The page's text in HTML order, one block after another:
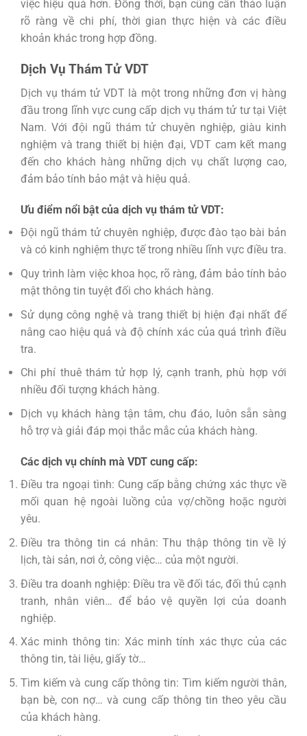
việc hiệu quả hơn. Đồng thời, bạn cũng cần thảo luận
rõ ràng về chi phí, thời gian thực hiện và các điều
khoản khác trong hợp đồng.
Dịch Vụ Thám Tử VDT
Dịch vụ thám tử VDT là một trong những đơn vị hàng
đầu trong lĩnh vực cung cấp dịch vụ thám tử tư tại Việt
Nam. Với đội ngũ thám tử chuyên nghiệp, giàu kinh
nghiệm và trang thiết bị hiện đại, VDT cam kết mang
đến cho khách hàng những dịch vụ chất lượng cao,
đảm bảo tính bảo mật và hiệu quả.
Ưu điểm nổi bật của dịch vụ thám tử VDT:
Đội ngũ thám tử chuyên nghiệp, được đào tạo bài bản
và có kinh nghiệm thực tế trong nhiều lĩnh vực điều tra.
Quy trình làm việc khoa học, rõ ràng, đảm bảo tính bảo
mật thông tin tuyệt đối cho khách hàng.
Sử dụng công nghệ và trang thiết bị hiện đại nhất để
nâng cao hiệu quả và độ chính xác của quá trình điều
tra.
Chi phí thuê thám tử hợp lý, cạnh tranh, phù hợp với
nhiều đối tượng khách hàng.
Dịch vụ khách hàng tận tâm, chu đáo, luôn sẵn sàng
hỗ trợ và giải đáp mọi thắc mắc của khách hàng.
Các dịch vụ chính mà VDT cung cấp:
Điều tra ngoại tình: Cung cấp bằng chứng xác thực về
mối quan hệ ngoài luồng của vợ/chồng hoặc người
yêu.
Điều tra thông tin cá nhân: Thu thập thông tin về lý
lịch, tài sản, nơi ở, công việc… của một người.
Điều tra doanh nghiệp: Điều tra về đối tác, đối thủ cạnh
tranh, nhân viên… để bảo vệ quyền lợi của doanh
nghiệp.
Xác minh thông tin: Xác minh tính xác thực của các
thông tin, tài liệu, giấy tờ…
Tìm kiếm và cung cấp thông tin: Tìm kiếm người thân,
bạn bè, con nợ… và cung cấp thông tin theo yêu cầu
của khách hàng.